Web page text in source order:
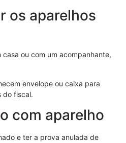
os aparelhos
casa ou com um acompanhante,
envelope ou caixa para
do fiscal.
com aparelho
e ter a prova anulada de